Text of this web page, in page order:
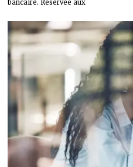
bancaire. Réservée aux